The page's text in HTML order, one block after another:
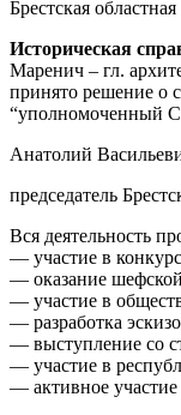
Брестская
Историческая
Маренич – гл.
принято решение о
“уполномоченный
Анатолий
председатель
Вся деятельность
— участие в
— оказание
— участие в
— разработка
— выступление со
— участие в
— активное